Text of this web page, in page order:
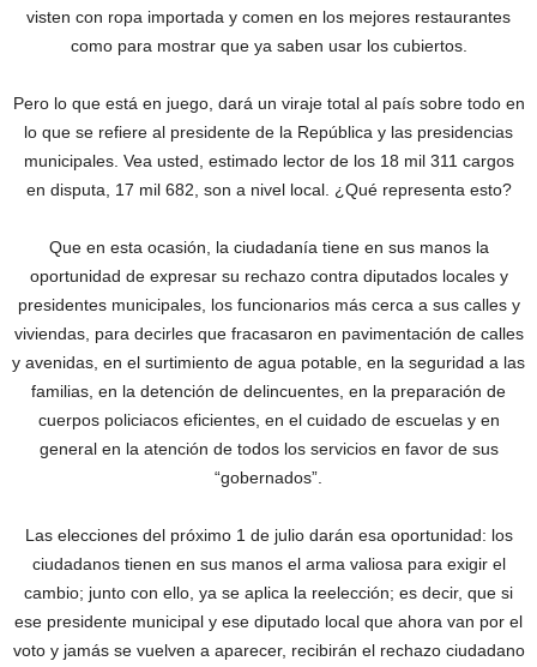
visten con ropa importada y comen en los mejores restaurantes
como para mostrar que ya saben usar los cubiertos.
Pero lo que está en juego, dará un viraje total al país sobre todo en
lo que se refiere al presidente de la República y las presidencias
municipales. Vea usted, estimado lector de los 18 mil 311 cargos
en disputa, 17 mil 682, son a nivel local. ¿Qué representa esto?
Que en esta ocasión, la ciudadanía tiene en sus manos la
oportunidad de expresar su rechazo contra diputados locales y
presidentes municipales, los funcionarios más cerca a sus calles y
viviendas, para decirles que fracasaron en pavimentación de calles
y avenidas, en el surtimiento de agua potable, en la seguridad a las
familias, en la detención de delincuentes, en la preparación de
cuerpos policiacos eficientes, en el cuidado de escuelas y en
general en la atención de todos los servicios en favor de sus
“gobernados”.
Las elecciones del próximo 1 de julio darán esa oportunidad: los
ciudadanos tienen en sus manos el arma valiosa para exigir el
cambio; junto con ello, ya se aplica la reelección; es decir, que si
ese presidente municipal y ese diputado local que ahora van por el
voto y jamás se vuelven a aparecer, recibirán el rechazo ciudadano